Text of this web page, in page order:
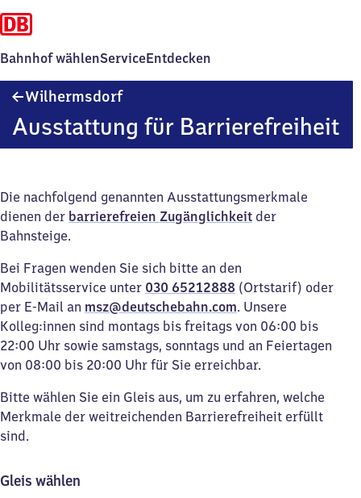
Bahnhof wählenServiceEntdecken
WilhermsdorfWilhermsdorf
Ausstattung für Barrierefreiheit
Die nachfolgend genannten Ausstattungsmerkmale
dienen der barrierefreien Zugänglichkeit der
Bahnsteige.
Bei Fragen wenden Sie sich bitte an den
Mobilitätsservice unter 030 65212888 (Ortstarif) oder
per E-Mail an msz@deutschebahn.com. Unsere
Kolleg:innen sind montags bis freitags von 06:00 bis
22:00 Uhr sowie samstags, sonntags und an Feiertagen
von 08:00 bis 20:00 Uhr für Sie erreichbar.
Bitte wählen Sie ein Gleis aus, um zu erfahren, welche
Merkmale der weitreichenden Barrierefreiheit erfüllt
sind.
Gleis wählen